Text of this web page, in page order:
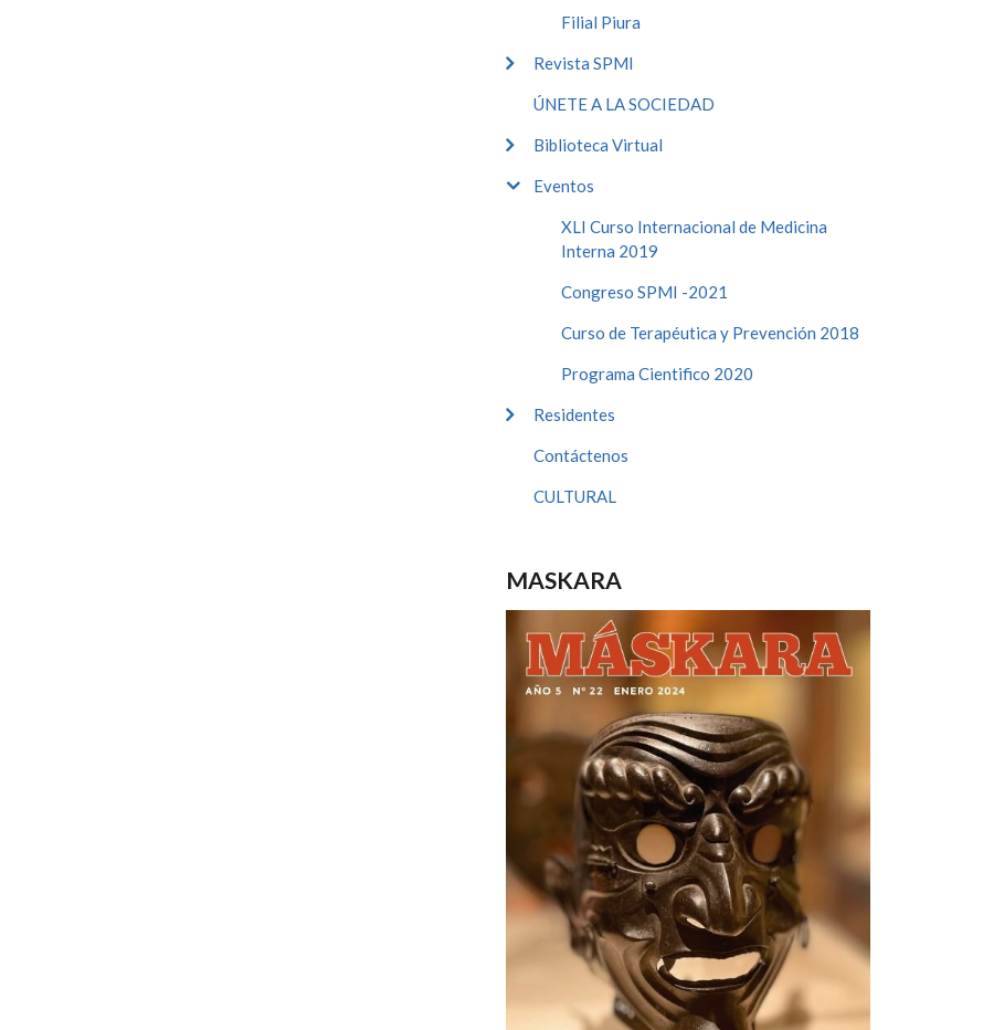
Filial Piura
Revista SPMI
ÚNETE A LA SOCIEDAD
Biblioteca Virtual
Eventos
XLI Curso Internacional de Medicina
Interna 2019
Congreso SPMI -2021
Curso de Terapéutica y Prevención 2018
Programa Cientifico 2020
Residentes
Contáctenos
CULTURAL
MASKARA